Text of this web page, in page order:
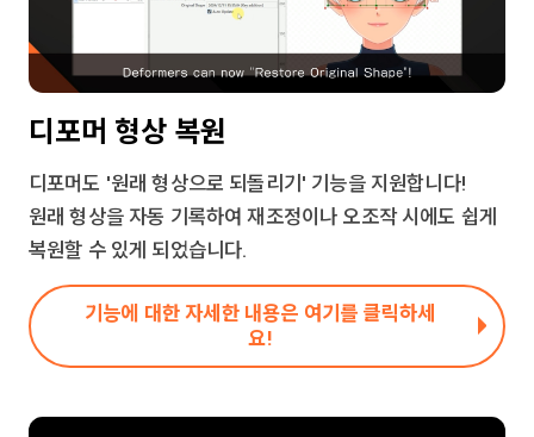
디포머 형상 복원
디포머도 '원래 형상으로 되돌리기' 기능을 지원합니다!
원래 형상을 자동 기록하여 재조정이나 오조작 시에도 쉽게
복원할 수 있게 되었습니다.
기능에 대한 자세한 내용은 여기를 클릭하세
요!